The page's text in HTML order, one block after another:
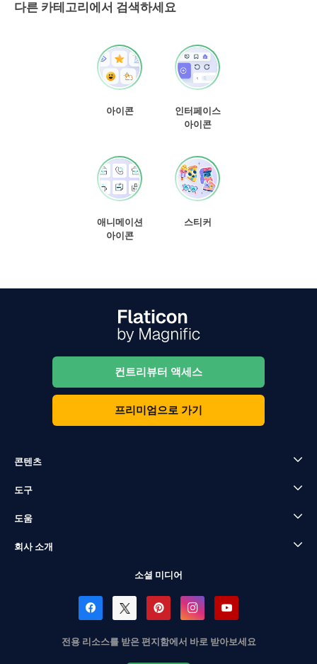
다른 카테고리에서 검색하세요
아이콘
인터페이스
아이콘
애니메이션
아이콘
스티커
컨트리뷰터 액세스
프리미엄으로 가기
콘텐츠
도구
도움
회사 소개
소셜 미디어
전용 리소스를 받은 편지함에서 바로 받아보세요